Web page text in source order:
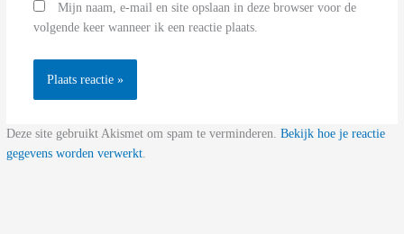
Mijn naam, e-mail en site opslaan in deze browser voor de
volgende keer wanneer ik een reactie plaats.
Deze site gebruikt Akismet om spam te verminderen.Bekijk hoe je reactie
gegevens worden verwerkt.